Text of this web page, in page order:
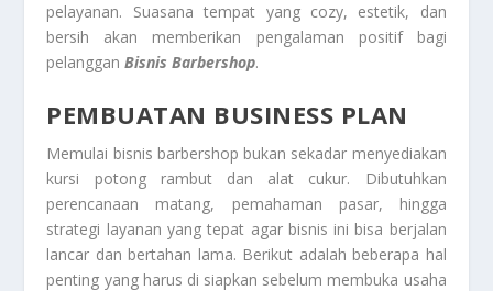
pelayanan. Suasana tempat yang cozy, estetik, dan
bersih akan memberikan pengalaman positif bagi
pelanggan Bisnis Barbershop.
PEMBUATAN BUSINESS PLAN
Memulai bisnis barbershop bukan sekadar menyediakan
kursi potong rambut dan alat cukur. Dibutuhkan
perencanaan matang, pemahaman pasar, hingga
strategi layanan yang tepat agar bisnis ini bisa berjalan
lancar dan bertahan lama. Berikut adalah beberapa hal
penting yang harus di siapkan sebelum membuka usaha